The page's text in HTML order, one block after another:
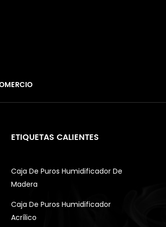
ETIQUETAS CALIENTES
Caja De Puros Humidificador De
Madera
Caja De Puros Humidificador
Acrílico